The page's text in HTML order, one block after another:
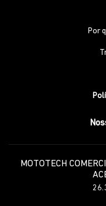
Por
MOTOTECH